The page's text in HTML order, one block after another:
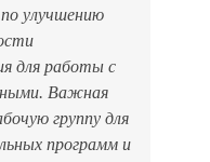
улучшению
для работы с
Важная
группу для
программ и